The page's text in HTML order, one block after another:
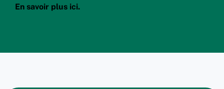
En savoir plus ici.